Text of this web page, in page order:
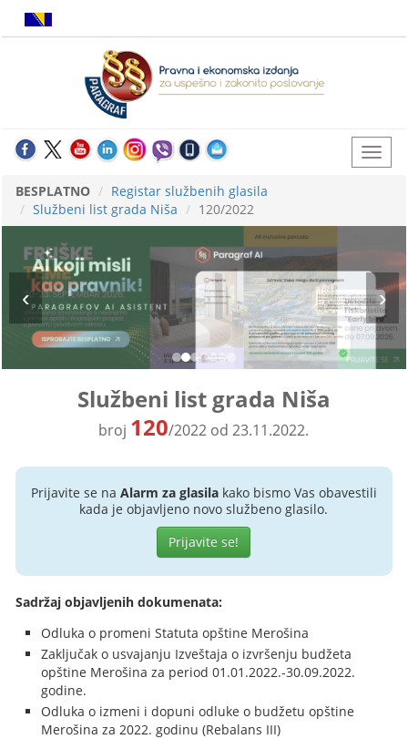
BESPLATNO
Registar službenih glasila
Službeni list grada Niša
120/2022
Službeni list grada Niša
broj 120/2022 od 23.11.2022.
Prijavite se na Alarm za glasilakako bismo Vas obavestili
kada je objavljeno novo službeno glasilo.
Prijavite se!
Sadržaj objavljenih dokumenata:
Odluka o promeni Statuta opštine Merošina
Zaključak o usvajanju Izveštaja o izvršenju budžeta
opštine Merošina za period 01.01.2022.-30.09.2022.
godine.
Odluka o izmeni i dopuni odluke o budžetu opštine
Merošina za 2022. godinu (Rebalans III)